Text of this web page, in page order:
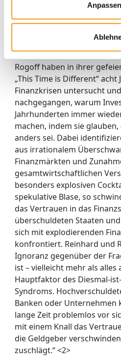
Anpassen
eine explosive Mischung
Kleinanleger Aktienkurse
immer weiter nach oben
die Staatsverschuldung
Die Ökonomen Carmen
Rogoff haben in ihrer
„This Time is Different“
Finanzkrisen untersucht
nachgegangen, warum
Jahrhunderten immer
machen, indem sie glauben,
anders sei. Dabei
aus irrationalem
Finanzmärkten und
gesamtwirtschaftlichen
besonders explosiven
spekulative Blase, so
das Vertrauen in das
überschuldeten Staaten
sich mit explodierenden
konfrontiert. Reinhard und
Ignoranz gegenüber der
ist–vielleicht mehr als alles
Hauptfaktor des Diesmal-
Syndroms.
Banken oder Unternehmen
lange Zeit problemlos vor
mit einem Knall das
die Geldgeber
zuschlägt.“ <2>